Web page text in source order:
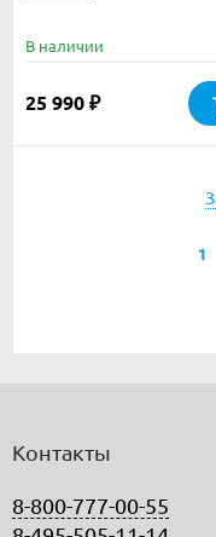
В наличии
25 990 ₽
1
Контакты
8-800-777-00-55